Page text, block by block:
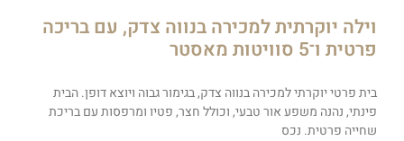
וילה יוקרתית למכירה בנווה צדק, עם בריכה
פרטית ו־5 סוויטות מאסטר
בית פרטי יוקרתי למכירה בנווה צדק, בגימור גבוה ויוצא דופן. הבית
פינתי, נהנה משפע אור טבעי, וכולל חצר, פטיו ומרפסות עם בריכת
שחייה פרטית. נכס